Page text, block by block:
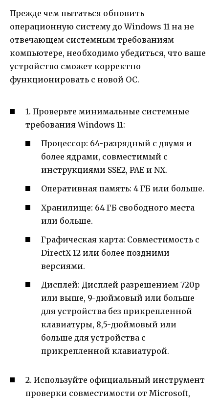
Прежде чем пытаться обновить
операционную систему до Windows 11 на не
отвечающем системным требованиям
компьютере, необходимо убедиться, что ваше
устройство сможет корректно
функционировать с новой ОС.
1. Проверьте минимальные системные
требования Windows 11:
Процессор: 64-разрядный с двумя и
более ядрами, совместимый с
инструкциями SSE2, PAE и NX.
Оперативная память: 4 ГБ или больше.
Хранилище: 64 ГБ свободного места
или больше.
Графическая карта: Совместимость с
DirectX 12 или более поздними
версиями.
Дисплей: Дисплей разрешением 720p
или выше, 9-дюймовый или больше
для устройства без прикрепленной
клавиатуры, 8,5-дюймовый или
больше для устройства с
прикрепленной клавиатурой.
2. Используйте официальный инструмент
проверки совместимости от Microsoft,